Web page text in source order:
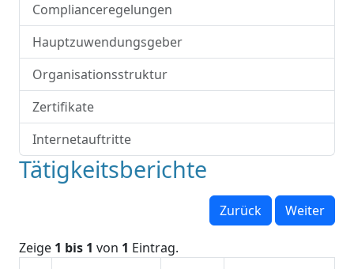
Complianceregelungen
Hauptzuwendungsgeber
Organisationsstruktur
Zertifikate
Internetauftritte
Tätigkeitsberichte
Zurück Weiter
Zeige 1 bis 1 von 1 Eintrag.